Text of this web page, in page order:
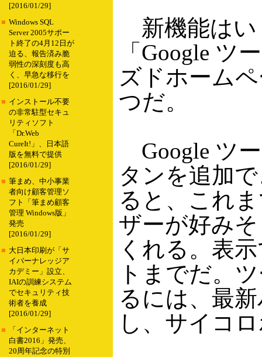
[2016/01/29]
■ Windows SQL
Server 2005サポー
ト終了の4月12日が
迫る、報告済み脆
弱性の深刻度も高
く、早急な移行を
[2016/01/29]
■ インストール不要
の非常駐型セキュ
リティソフト
「Dr.Web
CureIt!」、日本語
版を無料で提供
[2016/01/29]
■ 筆まめ、中小事業
者向け顧客管理ソ
フト「筆まめ顧客
管理 Windows版」
発売
[2016/01/29]
■ 大日本印刷が「サ
イバーナレッジア
カデミー」設立、
IAIの訓練システム
でセキュリティ技
術者を養成
[2016/01/29]
■
「インターネット
白書2016」発売、
20周年記念の特別
新機能はい
「Google ツ
ズドホーム
つだ。
Google ツ
タンを追加
ると、これ
ザーが好み
くれる。表
トまでだ。
るには、最
し、サイコ